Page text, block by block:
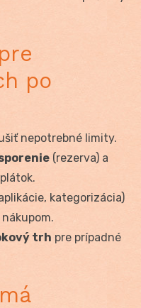
po
nepotrebné limity.
(rezerva) a
kategorizácia)
trh pre prípadné